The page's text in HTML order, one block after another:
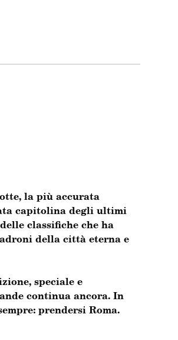
la più accurata
capitolina degli ultimi
classifiche che ha
della città eterna e
speciale e
continua ancora. In
prendersi Roma.